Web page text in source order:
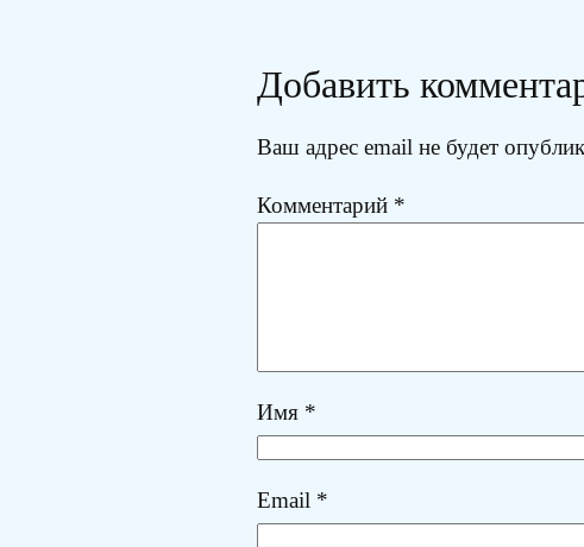
Добавить
Ваш адрес email не будет
Комментарий *
Имя *
Email *